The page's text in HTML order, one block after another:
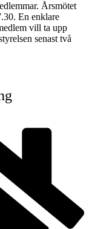
Årsmötet
En enklare
vill ta upp
senast två